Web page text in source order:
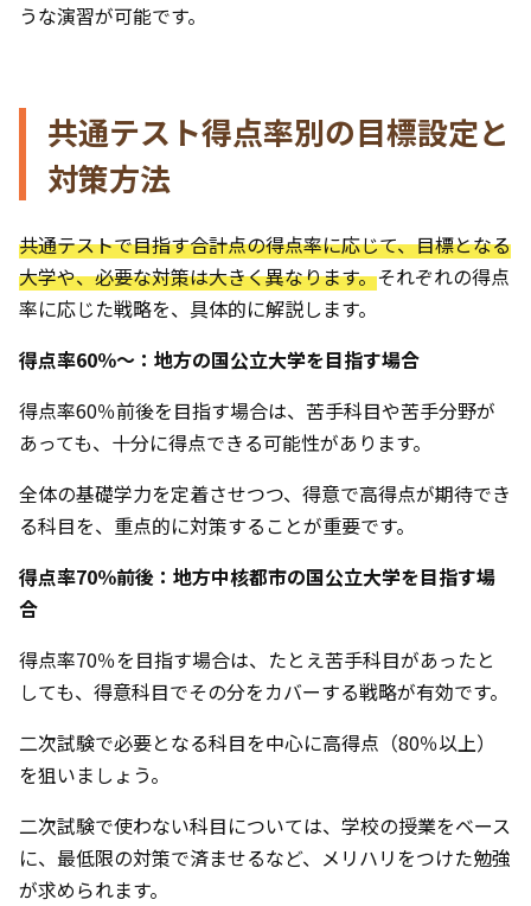
うな演習が可能です。
共通テスト得点率別の目標設定と
対策方法
共通テストで目指す合計点の得点率に応じて、目標となる
大学や、必要な対策は大きく異なります。それぞれの得点
率に応じた戦略を、具体的に解説します。
得点率60％〜：地方の国公立大学を目指す場合
得点率60％前後を目指す場合は、苦手科目や苦手分野が
あっても、十分に得点できる可能性があります。
全体の基礎学力を定着させつつ、得意で高得点が期待でき
る科目を、重点的に対策することが重要です。
得点率70％前後：地方中核都市の国公立大学を目指す場
合
得点率70％を目指す場合は、たとえ苦手科目があったと
しても、得意科目でその分をカバーする戦略が有効です。
二次試験で必要となる科目を中心に高得点（80％以上）
を狙いましょう。
二次試験で使わない科目については、学校の授業をベース
に、最低限の対策で済ませるなど、メリハリをつけた勉強
が求められます。